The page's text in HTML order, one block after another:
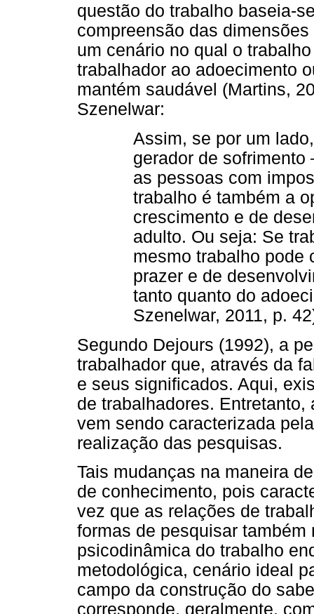
questão do trabalho baseia-
compreensão das
um cenário no qual o
trabalhador ao adoecimento
mantém saudável (Martins,
Szenelwar:
Assim, se por um
gerador de sofrimento
as pessoas com
trabalho é também a
crescimento e de
adulto. Ou seja: Se
mesmo trabalho pode
prazer e de
tanto quanto do
Szenelwar, 2011, p.
Segundo Dejours (1992), a
trabalhador que, através da
e seus significados. Aqui,
de trabalhadores.
vem sendo caracterizada
realização das pesquisas.
Tais mudanças na maneira
de conhecimento, pois
vez que as relações de
formas de pesquisar
psicodinâmica do trabalho
metodológica, cenário ideal
campo da construção do
corresponde, geralmente,